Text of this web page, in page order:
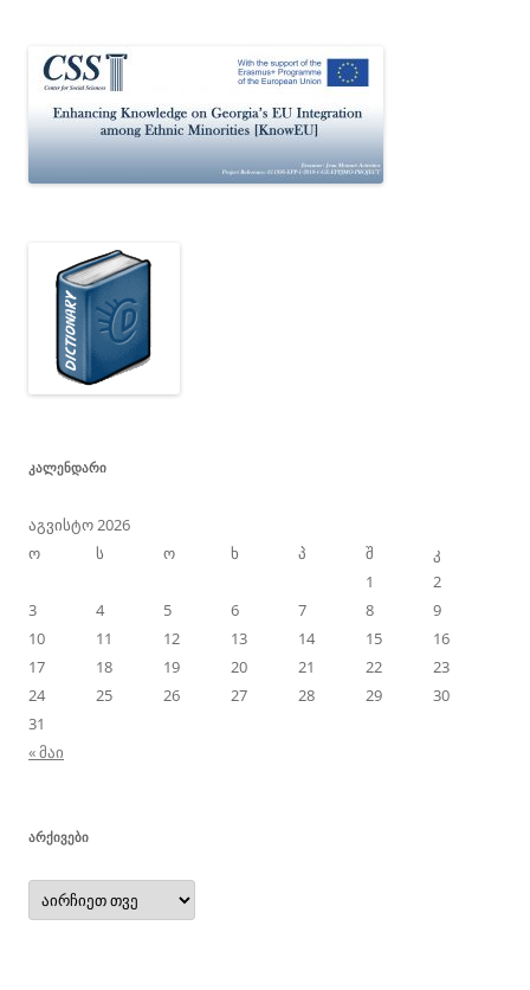
ᲙᲐᲚᲔᲜᲓᲐᲠᲘ
აგვისტო 2026
ო
ს ო ხ პ შ
კ
1
2
3
4 5 6 7 8
9
10
11 12 13 14 15
16
17
18 19 20 21 22
23
24
25 26 27 28 29
30
31
« მაი
ᲐᲠᲥᲘᲕᲔᲑᲘ
არქივები